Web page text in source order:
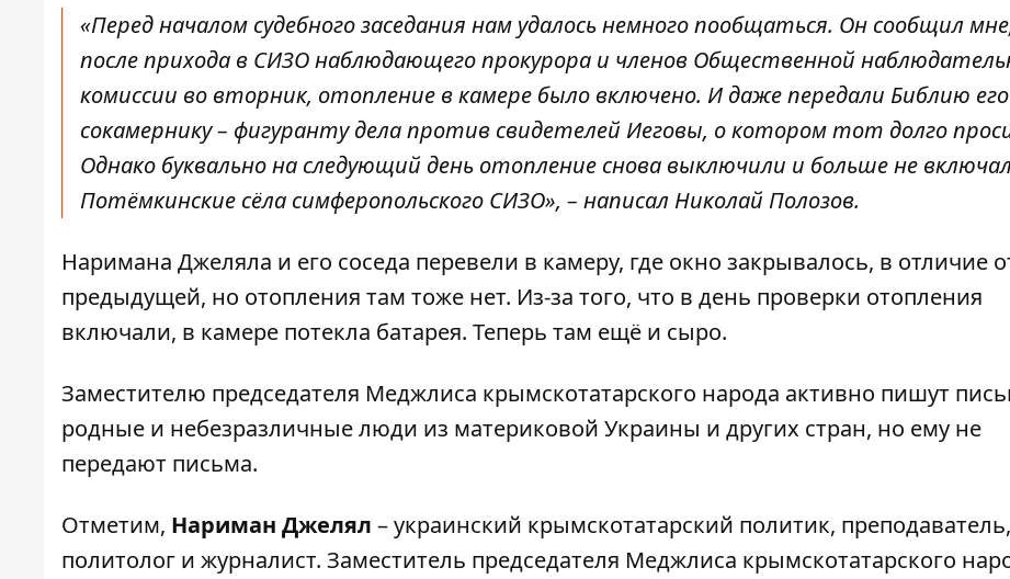
«Перед началом судебного заседания нам удалось немного пообщаться. Он сообщил
после прихода в СИЗО наблюдающего прокурора и членов Общественной
комиссии во вторник, отопление в камере было включено. И даже передали Библию его
сокамернику – фигуранту дела против свидетелей Иеговы, о котором тот долго
Однако буквально на следующий день отопление снова выключили и больше не
Потёмкинские сёла симферопольского СИЗО», – написал Николай Полозов.
Наримана Джеляла и его соседа перевели в камеру, где окно закрывалось, в отличие
предыдущей, но отопления там тоже нет. Из-за того, что в день проверки отопления
включали, в камере потекла батарея. Теперь там ещё и сыро.
Заместителю председателя Меджлиса крымскотатарского народа активно пишут
родные и небезразличные люди из материковой Украины и других стран, но ему не
передают письма.
Отметим, Нариман Джелял – украинский крымскотатарский политик, преподаватель,
политолог и журналист. Заместитель председателя Меджлиса крымскотатарского